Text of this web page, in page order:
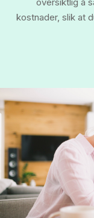
kostnader, slik at